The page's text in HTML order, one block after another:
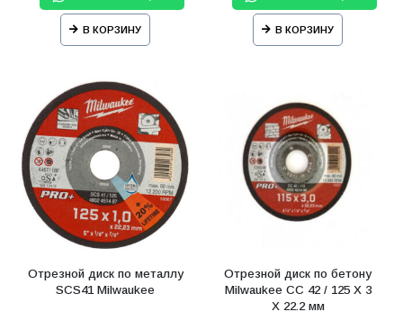
В КОРЗИНУ В КОРЗИНУ
Отрезной диск по металлу
SCS41 Milwaukee
Отрезной диск по бетону
Milwaukee CC 42 / 125 X 3
X 22.2 мм